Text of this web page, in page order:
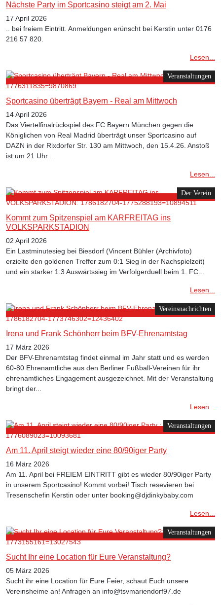
Nächste Party im Sportcasino steigt am 2. Mai
17 April 2026
.. bei freiem Eintritt. Anmeldungen erünscht bei Kerstin unter 0176
216 57 820.
Lesen...
Veranstaltungen
Sportcasino überträgt Bayern - Real am Mittwoch
14 April 2026
Das Viertelfinalrückspiel des FC Bayern München gegen die
Königlichen von Real Madrid überträgt unser Sportcasino auf
DAZN in der Rixdorfer Str. 130 am Mittwoch, den 15.4.26. Anstoß
ist um 21 Uhr....
Lesen...
Der Verein
Kommt zum Spitzenspiel am KARFREITAG ins
VOLKSPARKSTADION
02 April 2026
Ein Lastminutesieg bei Biesdorf (Vincent Bühler (Archivfoto)
erzielte den goldenen Treffer zum 0:1 Sieg in der Nachspielzeit)
und ein starker 1:3 Auswärtssieg im Verfolgerduell beim 1. FC...
Lesen...
Vereinsnachrichten
Irena und Frank Schönherr beim BFV-Ehrenamtstag
17 März 2026
Der BFV-Ehrenamtstag findet einmal im Jahr statt und es werden
60-80 Ehrenamtliche aus den Berliner Fußball-Vereinen für ihr
ehrenamtliches Engagement ausgezeichnet. Mit der Veranstaltung
bringt der...
Lesen...
Veranstaltungen
Am 11. April steigt wieder eine 80/90iger Party
16 März 2026
Am 11. April bei FREIEM EINTRITT gibt es wieder 80/90iger Party
in unserem Sportcasino! Kommt vorbei! Tisch resevieren bei
Tresenschefin Kerstin oder unter booking@djdinkybaby.com
Lesen...
Veranstaltungen
Sucht Ihr eine Location für Eure Veranstaltung?
05 März 2026
Sucht ihr eine Location für Eure Feier, schaut Euch unsere
Vereinsheime an! Anfragen an info@tsvmariendorf97.de